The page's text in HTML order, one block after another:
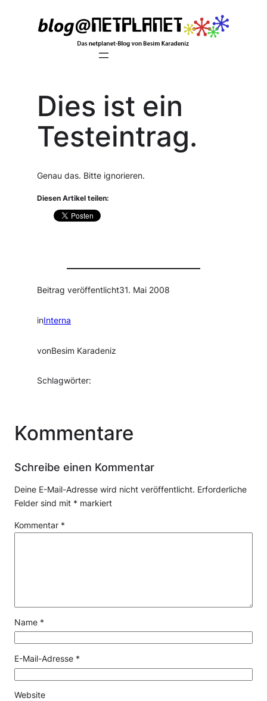
Dies ist ein
Testeintrag.
Genau das. Bitte ignorieren.
Diesen Artikel teilen:
Beitrag veröffentlicht31. Mai 2008
inInterna
vonBesim Karadeniz
Schlagwörter:
Kommentare
Schreibe einen Kommentar
Deine E-Mail-Adresse wird nicht veröffentlicht. Erforderliche
Felder sind mit * markiert
Kommentar *
Name *
E-Mail-Adresse *
Website